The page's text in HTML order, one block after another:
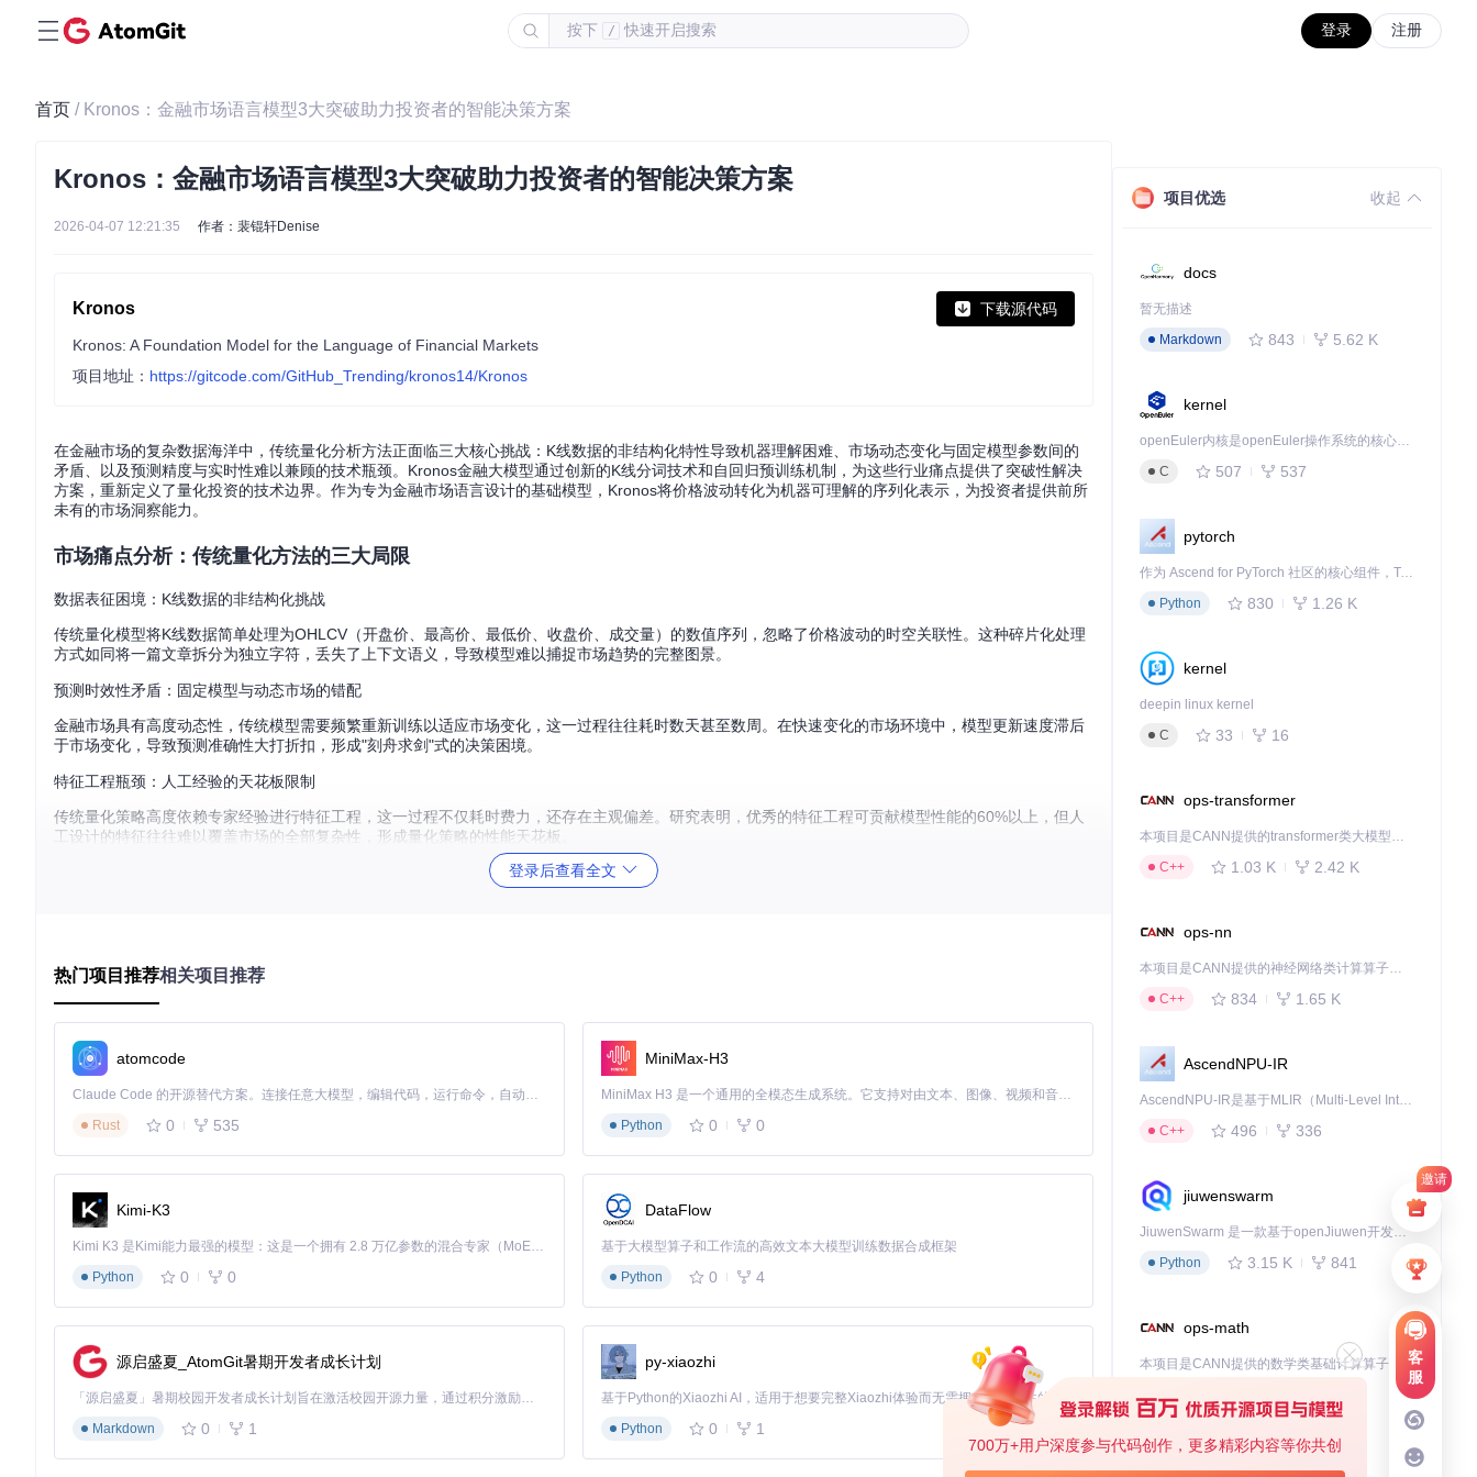
按下 / 快速开启搜索 登录 注册
邀请
客
服
700万+用户深度参与代码创作，更多精彩内容等你共创
首页 / Kronos：金融市场语言模型3大突破助力投资者的智能决策方案
Kronos：金融市场语言模型3大突破助力投资者的智能决策方案
2026-04-07 12:21:35 作者：裴锟轩Denise
Kronos 下载源代码
Kronos: A Foundation Model for the Language of Financial Markets
项目地址： https://gitcode.com/GitHub_Trending/kronos14/Kronos
在金融市场的复杂数据海洋中，传统量化分析方法正面临三大核心挑战：K线数据的非结构化特性导致机器理解困难、市场动态变化与固定模型参数间的
矛盾、以及预测精度与实时性难以兼顾的技术瓶颈。Kronos金融大模型通过创新的K线分词技术和自回归预训练机制，为这些行业痛点提供了突破性解决
方案，重新定义了量化投资的技术边界。作为专为金融市场语言设计的基础模型，Kronos将价格波动转化为机器可理解的序列化表示，为投资者提供前所
未有的市场洞察能力。
市场痛点分析：传统量化方法的三大局限
数据表征困境：K线数据的非结构化挑战
传统量化模型将K线数据简单处理为OHLCV（开盘价、最高价、最低价、收盘价、成交量）的数值序列，忽略了价格波动的时空关联性。这种碎片化处理
方式如同将一篇文章拆分为独立字符，丢失了上下文语义，导致模型难以捕捉市场趋势的完整图景。
预测时效性矛盾：固定模型与动态市场的错配
金融市场具有高度动态性，传统模型需要频繁重新训练以适应市场变化，这一过程往往耗时数天甚至数周。在快速变化的市场环境中，模型更新速度滞后
于市场变化，导致预测准确性大打折扣，形成"刻舟求剑"式的决策困境。
特征工程瓶颈：人工经验的天花板限制
传统量化策略高度依赖专家经验进行特征工程，这一过程不仅耗时费力，还存在主观偏差。研究表明，优秀的特征工程可贡献模型性能的60%以上，但人
工设计的特征往往难以覆盖市场的全部复杂性，形成量化策略的性能天花板。
度（k_c bits）和细粒度（k_f bits）的双层子令牌结构，如同将连续的价格波动"断句"为有意义的"词汇单元"。这一过程保留了价格变动的上下文关系，使
模型能够理解K线序列中的"语法"和"语义"。
因果Transformer架构：时序依赖关系建模
计类似于天气预报系统，不仅关注当前气压温度（短期数据），还考虑季节变化规律（长期趋势），实现了对市场多尺度特征的有效建模。
Kronos采用自回归预训练机制（类似语言模型预测下一个词的逻辑），通过海量历史数据学习市场的内在规律。模型在预训练阶段完成对市场"语法规
则"的掌握，在微调阶段只需少量特定市场数据即可快速适应，大幅降低了下游任务的标注成本，实现了"一次预训练，多场景适配"的技术优势。
多维验证数据：从实验室到实盘的全面验证
预测精度验证：收盘价与成交量的精准预测
在阿里巴巴港股5分钟K线数据集（
finetune_csv/data/HK_ali_09988_kline_5min_all.csv
）上的测试显示，Kronos对收盘价的预测误差（MAE）控制在0.
5%以内，成交量预测准确率达到82%。对比传统LSTM模型，在相同测试集上的预测误差降低了37%，展现出显著的技术优势。
回测收益表现：超额收益的稳定性验证
基于2024年7月至2025年5月的A股市场数据进行的严格回测显示，Kronos驱动的投资策略实现了28.3%的累计收益，较CSI300指数超额收益达17.6%。
登录后查看全文
热门项目推荐相关项目推荐
atomcode
Claude Code 的开源替代方案。连接任意大模型，编辑代码，运行命令，自动验证 — 全自动执行。用 Rust 构建，极致性能。 ｜ An open-source alternative to Claude Code. Connect any LLM, edit code, run commands, and verify changes — autonomously. Built in Rust for speed. Get Started
Rust
0 535
MiniMax-H3
MiniMax H3 是一个通用的全模态生成系统。它支持对由文本、图像、视频和音频组成的多模态上下文进行统一理解，并能生成分辨率高达 2K、时长可达 15 秒的带原生立体声音频的视频。得益于面向任务泛化的系统设计，H3 在预训练阶段就已具备广泛的多模态上下文理解与生成能力，能够出色地执行复杂的多模态指令。
Python
0 0
Kimi-K3
Kimi K3 是Kimi能力最强的模型：这是一个拥有 2.8 万亿参数的混合专家（MoE）模型，具备原生视觉理解能力，并支持 100 万 token 的上下文窗口。
Python
0 0
DataFlow
基于大模型算子和工作流的高效文本大模型训练数据合成框架
Python
0 4
源启盛夏_AtomGit暑期开发者成长计划
「源启盛夏」暑期校园开发者成长计划旨在激活校园开源力量，通过积分激励、认证扶持、资源倾斜等形式，引导高校组织和开发者完成「入驻 — 建项目 — 做贡献 — 获认证 — 得资源」的完整闭环。无论你是想带领社团入驻平台的组织者，还是希望用代码贡献证明自己的开发者，都能在这里找到属于你的成长路径。
Markdown
0 1
py-xiaozhi
基于Python的Xiaozhi AI，适用于想要完整Xiaozhi体验而无需拥有专用硬件的用户。
Python
0 1
项目优选 收起
docs
暂无描述
Markdown
843 5.62 K
kernel
openEuler内核是openEuler操作系统的核心，既是系统性能与稳定性的基石，也是连接处理器、设备与服务的桥梁。
C
507 537
pytorch
作为 Ascend for PyTorch 社区的核心组件，TorchNPU 是昇腾专为 PyTorch 打造的深度学习适配插件，使 PyTorch 框架能够直接调用昇腾 NPU，为开发者提供昇腾 AI 处理器的超强算力。
Python
830 1.26 K
kernel
deepin linux kernel
C
33 16
ops-transformer
本项目是CANN提供的transformer类大模型算子库，实现网络在NPU上加速计算。
C++
1.03 K 2.42 K
ops-nn
本项目是CANN提供的神经网络类计算算子库，实现网络在NPU上加速计算。
C++
834 1.65 K
AscendNPU-IR
AscendNPU-IR是基于MLIR（Multi-Level Intermediate Representation）构建的，面向昇腾亲和算子编译时使用的中间表示，提供昇腾完备表达能力，通过编译优化提升昇腾AI处理器计算效率，支持通过生态框架使能昇腾AI处理器与深度调优
C++
496 336
jiuwenswarm
JiuwenSwarm 是一款基于openJiuwen开发的智能AI Agent，它能够将大语言模型的强大能力，通过你日常使用的各类通讯应用，直接延伸至你的指尖。
Python
3.15 K 841
ops-math
C++
deveco-code